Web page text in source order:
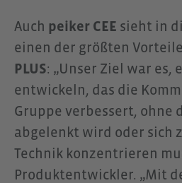
Auch peiker CEE sieht in
einen der größten
PLUS: „Unser Ziel war es,
entwickeln, das die
Gruppe verbessert, ohne
abgelenkt wird oder sich
Technik konzentrieren
Produktentwickler. „Mit